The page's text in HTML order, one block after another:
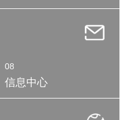
08
信息中心